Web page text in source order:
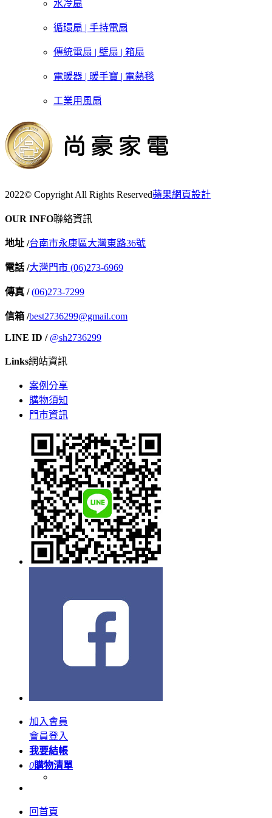
水冷扇
循環扇 | 手持電扇
傳統電扇 | 壁扇 | 箱扇
電暖器 | 暖手寶 | 電熱毯
工業用風扇
2022© Copyright All Rights Reserved蘋果網頁設計
OUR INFO聯絡資訊
地址 /台南市永康區大灣東路36號
電話 /大灣門市 (06)273-6969
傳真 /(06)273-7299
信箱 /best2736299@gmail.com
LINE ID / @sh2736299
Links網站資訊
案例分享
購物須知
門市資訊
加入會員
會員登入
我要結帳
0購物清單
回首頁